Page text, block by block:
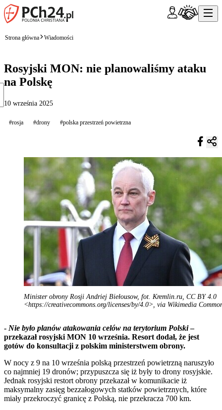
Strona główna Wiadomości
Rosyjski MON: nie planowaliśmy ataku
na Polskę
10 września 2025
#rosja #drony #polska przestrzeń powietrzna
Minister obrony Rosji Andriej Biełousow, fot. Kremlin.ru, CC BY 4.0
<https://creativecommons.org/licenses/by/4.0>, via Wikimedia
- Nie było planów atakowania celów na terytorium Polski–
przekazał rosyjski MON 10 września. Resort dodał, że jest
gotów do konsultacji z polskim ministerstwem obrony.
W nocy z 9 na 10 września polską przestrzeń powietrzną naruszyło
co najmniej 19 dronów; przypuszcza się iż były to drony rosyjskie.
Jednak rosyjski restort obrony przekazał w komunikacie iż
maksymalny zasięg bezzałogowych statków powietrznych, które
miały przekroczyć granicę z Polską, nie przekracza 700 km.